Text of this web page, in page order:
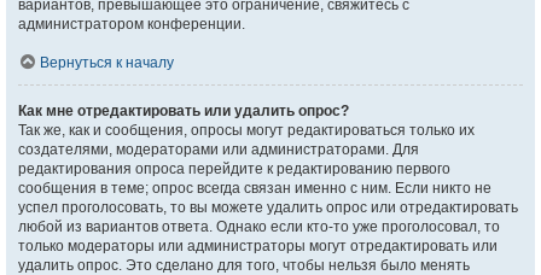
вариантов, превышающее это ограничение, свяжитесь с
администратором конференции.
Вернуться к началу
Как мне отредактировать или удалить опрос?
Так же, как и сообщения, опросы могут редактироваться только их
создателями, модераторами или администраторами. Для
редактирования опроса перейдите к редактированию первого
сообщения в теме; опрос всегда связан именно с ним. Если никто не
успел проголосовать, то вы можете удалить опрос или отредактировать
любой из вариантов ответа. Однако если кто-то уже проголосовал, то
только модераторы или администраторы могут отредактировать или
удалить опрос. Это сделано для того, чтобы нельзя было менять